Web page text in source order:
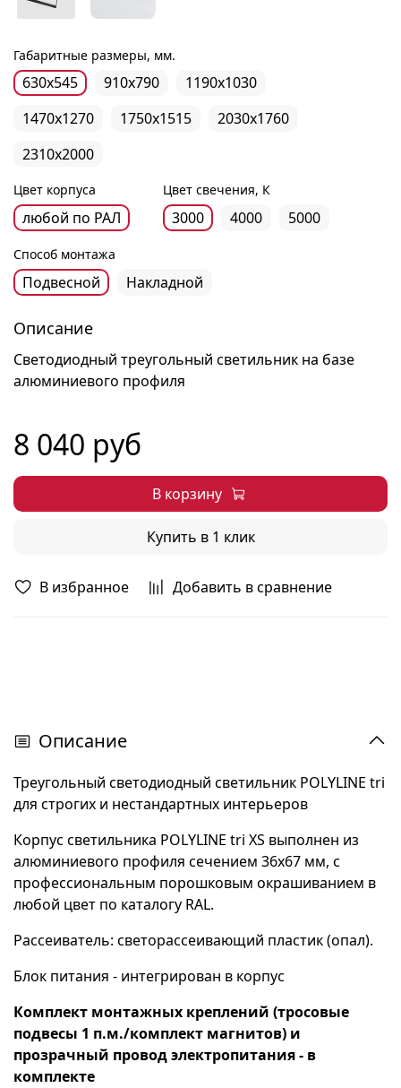
В избранное Добавить в сравнение
Габаритные размеры, мм.
630х545 910х790
1190х1030
1470х1270
1750х1515
2030х1760
2310х2000
Цвет корпуса
любой по РАЛ
Цвет свечения, К
3000 4000 5000
Способ монтажа
Подвесной Накладной
Описание
Светодиодный треугольный светильник на базе
алюминиевого профиля
8 040 руб
В корзину
Купить в 1 клик
Описание
Треугольный светодиодный светильник POLYLINE tri
для строгих и нестандартных интерьеров
Корпус светильника POLYLINE tri XS выполнен из
алюминиевого профиля сечением 36х67 мм, с
профессиональным порошковым окрашиванием в
любой цвет по каталогу RAL.
Рассеиватель: светорассеивающий пластик (опал).
Блок питания - интегрирован в корпус
Комплект монтажных креплений (тросовые
подвесы 1 п.м./комплект магнитов) и
прозрачный провод электропитания - в
комплекте